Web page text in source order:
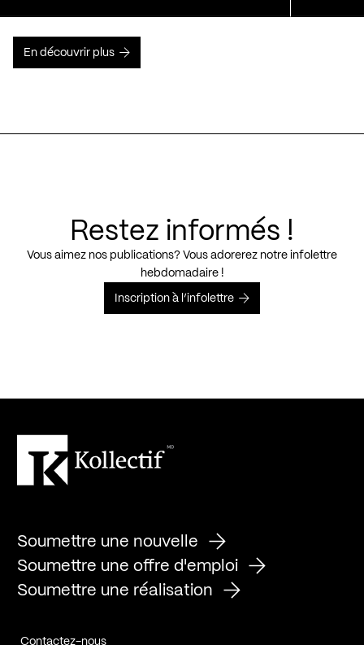
En découvrir plus
Restez informés !
Vous aimez nos publications? Vous adorerez notre infolettre
hebdomadaire !
Inscription à l’infolettre
Soumettre une nouvelle
Soumettre une offre d'emploi
Soumettre une réalisation
Contactez-nous